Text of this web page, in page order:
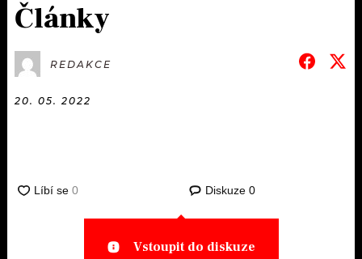
KULTURA
MIX
OSTATNÍ
Články
REDAKCE
20. 05. 2022
Diskuze 0
Vstoupit do diskuze